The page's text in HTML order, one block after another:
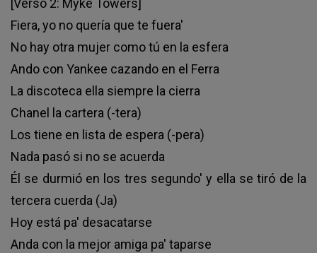
[Verso 2: Myke Towers]
Fiera, yo no quería que te fuera'
No hay otra mujer como tú en la esfera
Ando con Yankee cazando en el Ferra
La discoteca ella siempre la cierra
Chanel la cartera (-tera)
Los tiene en lista de espera (-pera)
Nada pasó si no se acuerda
Él se durmió en los tres segundo' y ella se tiró de la
tercera cuerda (Ja)
Hoy está pa' desacatarse
Anda con la mejor amiga pa' taparse